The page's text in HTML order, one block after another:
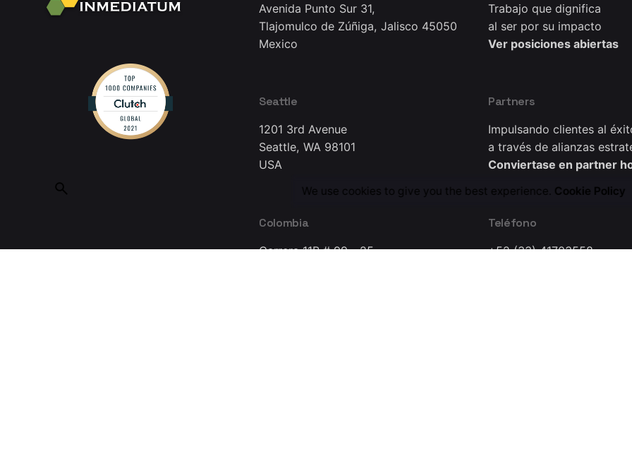
Avenida Punto Sur 31,
Tlajomulco de Zúñiga, Jalisco 45050
Mexico
Seattle
1201 3rd Avenue
Seattle, WA 98101
USA
Colombia
Carrera 11B # 99 - 25
Trabajo que dignifica
al ser por su impacto
Ver posiciones abiertas
Partners
Impulsando clientes al
a través de alianzas
Conviertase en partner
Teléfono
+52 (33) 41703558
We use cookies to give you the best experience. Cookie Policy